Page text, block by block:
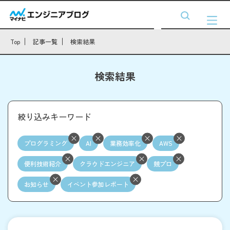
Top 記事一覧 検索結果
検索結果
絞り込みキーワード
プログラミング AI 業務効率化 AWS
便利技術紹介 クラウドエンジニア 競プロ
お知らせ イベント参加レポート